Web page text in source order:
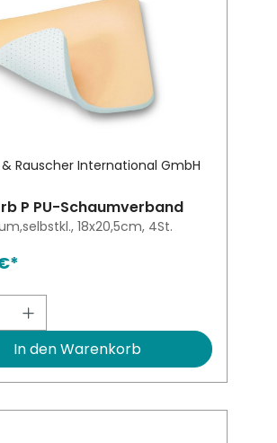
Rauscher International GmbH
P PU-Schaumverband
18x20,5cm, 4St.
Anzahl: Gib den
In den Warenkorb